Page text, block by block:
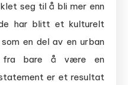
seg til å bli mer enn
har blitt et kulturelt
en del av en urban
fra bare å være en
er et resultat